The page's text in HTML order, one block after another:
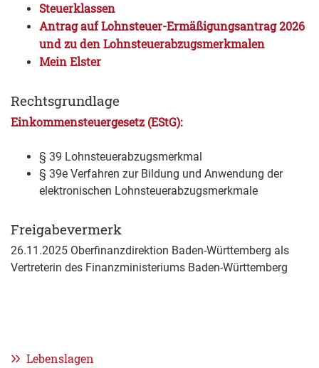
Steuerklassen
Antrag auf Lohnsteuer-Ermäßigungsantrag 2026
und zu den Lohnsteuerabzugsmerkmalen
Mein Elster
Rechtsgrundlage
Einkommensteuergesetz (EStG):
§ 39 Lohnsteuerabzugsmerkmal
§ 39e Verfahren zur Bildung und Anwendung der
elektronischen Lohnsteuerabzugsmerkmale
Freigabevermerk
26.11.2025 Oberfinanzdirektion Baden-Württemberg als
Vertreterin des Finanzministeriums Baden-Württemberg
Lebenslagen